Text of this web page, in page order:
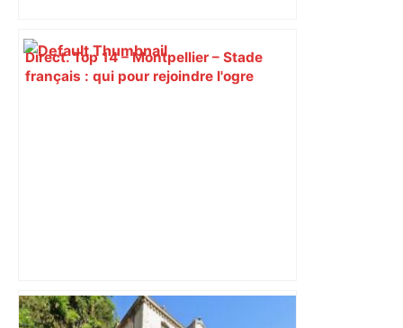
Direct. Top 14 – Montpellier – Stade
français : qui pour rejoindre l'ogre
"C'est la reprise des bouchons et c'est